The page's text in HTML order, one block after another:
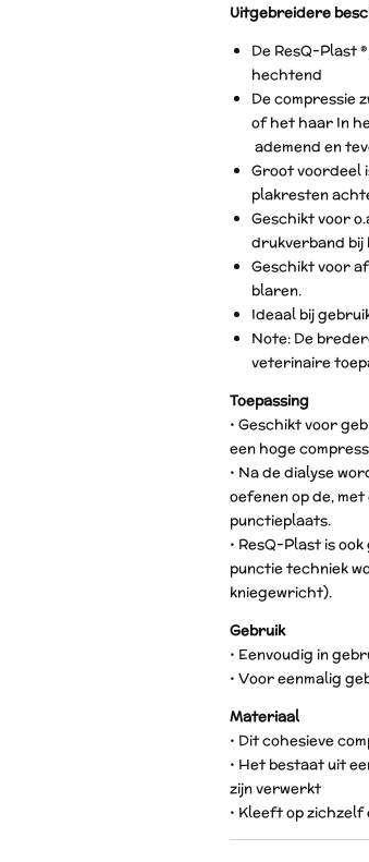
Uitgebreidere
De ResQ-Plast
hechtend
De compressie
of het haar In
ademend en
Groot voordeel
plakresten
Geschikt voor
drukverband
Geschikt voor
blaren.
Ideaal bij
Note: De
veterinaire
Toepassing
• Geschikt voor
een hoge
• Na de dialyse
oefenen op de,
punctieplaats.
• ResQ-Plast is
punctie techniek
kniegewricht).
Gebruik
• Eenvoudig in
• Voor eenmalig
Materiaal
• Dit cohesieve
• Het bestaat uit
zijn verwerkt
• Kleeft op zichzelf